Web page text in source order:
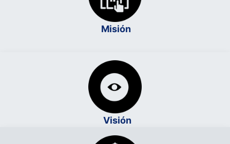
Misión
Visión